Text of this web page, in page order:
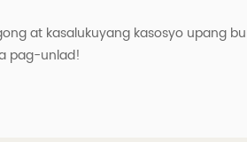
at kasalukuyang kasosyo upang
pag-unlad!